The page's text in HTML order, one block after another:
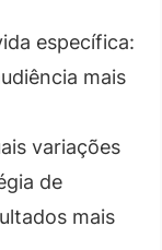
específica:
mais
variações
de
mais